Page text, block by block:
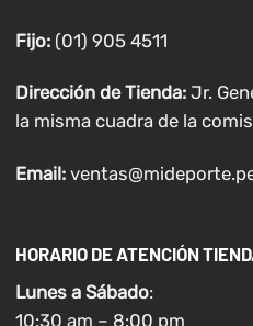
Fijo:(01) 905 4511
Dirección de Tienda: Jr.
la misma cuadra de la
Email:
HORARIO DE ATENCIÓN
Lunes a Sábado:
10:30 am – 8:00 pm